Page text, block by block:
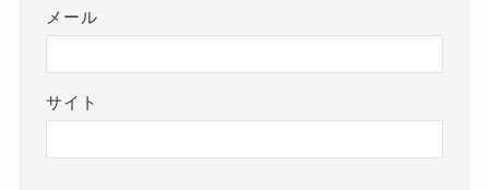
メール
サイト